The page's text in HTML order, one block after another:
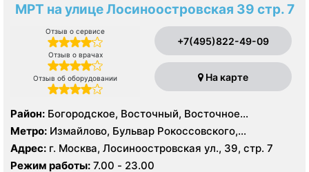
МРТ на улице Лосиноостровская 39 стр. 7
Отзыв о сервисе
Отзыв о врачах
Отзыв об оборудовании
+7(495)822-49-09
На карте
Район: Богородское, Восточный, Восточное
Измайлово, Гольяново, Измайлово, Метрогородок,
Северное Измайлово, Соколиная Гора, Сокольники
Метро: Измайлово, Бульвар Рокоссовского,
Белокаменная , Локомотив , Партизанская,
Первомайская, Преображенская площадь, Ростокино,
Адрес: г. Москва, Лосиноостровская ул., 39, стр. 7
Режим работы: 7.00 - 23.00